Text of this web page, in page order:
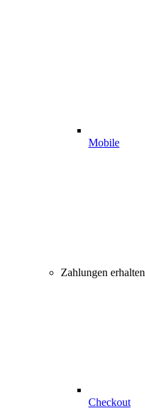
Mobile
Zahlungen erhalten
Checkout